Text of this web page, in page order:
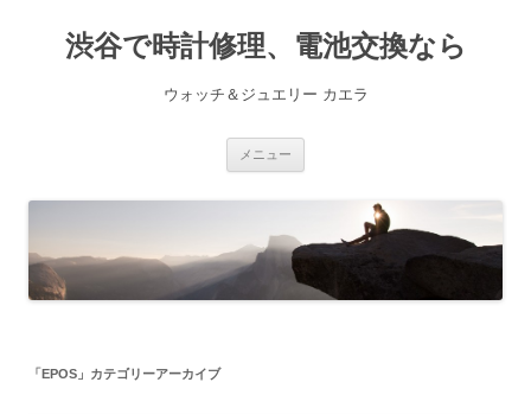
渋谷で時計修理、電池交換なら
ウォッチ＆ジュエリー カエラ
メニュー
ス
キ
プ
「EPOS 」カテゴリーアーカイブ